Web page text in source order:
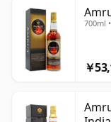
700ml
￥